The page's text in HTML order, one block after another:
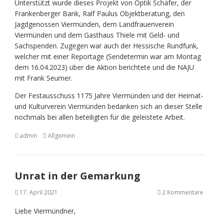
Unterstützt wurde dieses Projekt von Optik Schäfer, der
Frankenberger Bank, Ralf Paulus Objektberatung, den
Jagdgenossen Viermünden, dem Landfrauenverein
Viermünden und dem Gasthaus Thiele mit Geld- und
Sachspenden. Zugegen war auch der Hessische Rundfunk,
welcher mit einer Reportage (Sendetermin war am Montag
dem 16.04.2023) über die Aktion berichtete und die NAJU
mit Frank Seumer.
Der Festausschuss 1175 Jahre Viermünden und der Heimat-
und Kulturverein Viermünden bedanken sich an dieser Stelle
nochmals bei allen beteiligten für die geleistete Arbeit.
admin Allgemein
Unrat in der Gemarkung
17. April 2021 2 Kommentare
Liebe Viermündner,